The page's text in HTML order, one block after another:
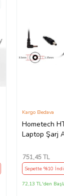
Hometech
Laptop Şarj
Kargo Bedava
751,45 TL
Sepette %10
72,13 TL'den